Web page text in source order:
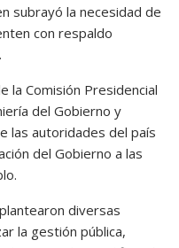
subrayó la necesidad de
con respaldo
la Comisión Presidencial
del Gobierno y
las autoridades del país
del Gobierno a las
diversas
la gestión pública,